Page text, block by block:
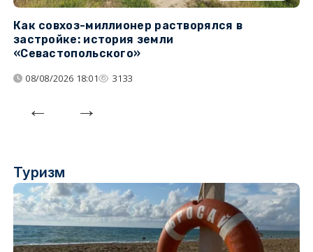
Как совхоз-миллионер растворялся в
застройке: история земли
«Севастопольского»
08/08/2026 18:01 3133
Туризм